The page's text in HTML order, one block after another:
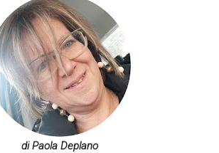
di Paola Deplano